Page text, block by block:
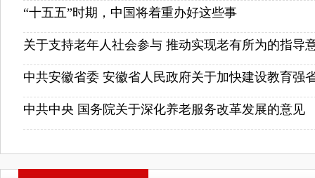
“十五五”时期，中国将着重办好这些事
关于支持老年人社会参与 推动实现老有所为的指导
中共安徽省委 安徽省人民政府关于加快建设教育强
中共中央 国务院关于深化养老服务改革发展的意见